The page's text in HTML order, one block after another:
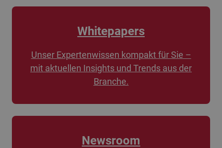
Whitepapers
Unser Expertenwissen kompakt für Sie –
mit aktuellen Insights und Trends aus der
Branche.
Newsroom